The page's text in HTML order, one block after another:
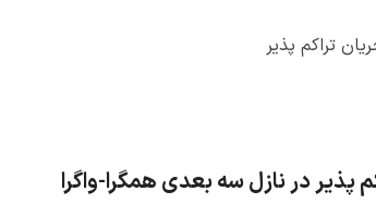
تراکم پذیر
پذیر در نازل سه بعدی همگرا-واگرا